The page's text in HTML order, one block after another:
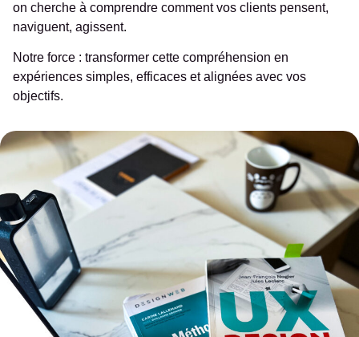
on cherche à comprendre comment vos clients pensent,
naviguent, agissent.
Notre force : transformer cette compréhension en
expériences simples, efficaces et alignées avec vos
objectifs.